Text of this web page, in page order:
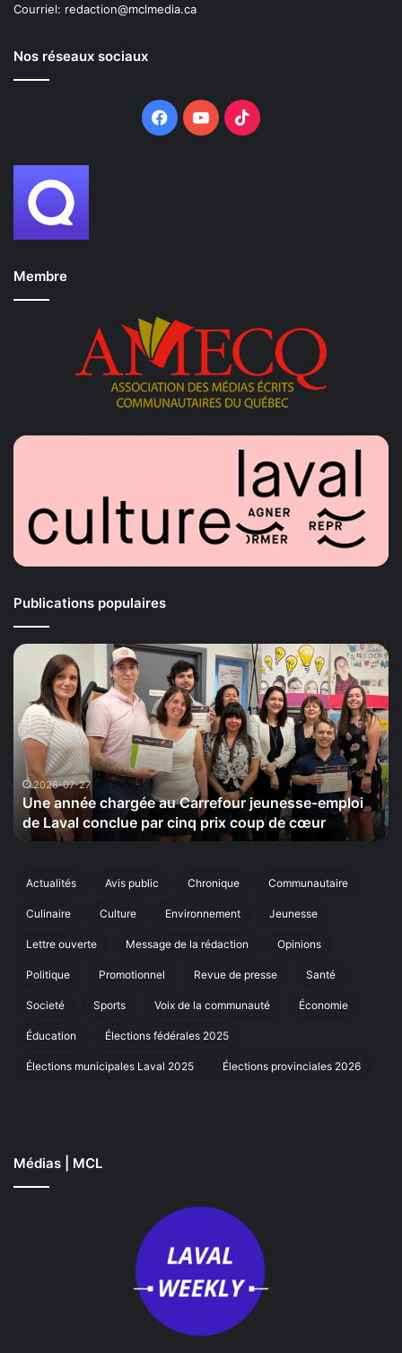
Courriel: redaction@mclmedia.ca
Nos réseaux sociaux
Facebook
YouTubeTikTok
Membre
Publications populaires
07-27
année chargée au Carrefour jeunesse-emploi
Laval conclue par cinq prix coup de cœur
La
Maison
de
la
Sérénité
tiendra
le
20
sa
La
Actualités Avis public Chronique Communautaire
Culinaire Culture Environnement Jeunesse
Lettre ouverte Message de la rédaction Opinions
Politique Promotionnel Revue de presse Santé
Societé Sports Voix de la communauté Économie
Éducation Élections fédérales 2025
Élections municipales Laval 2025 Élections provinciales 2026
Médias | MCL